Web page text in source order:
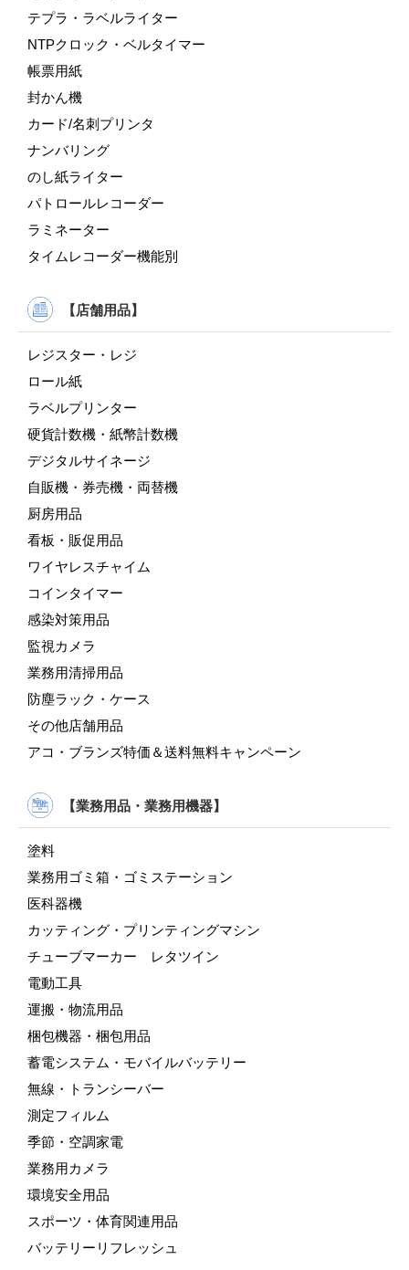
テプラ・ラベルライター
NTPクロック・ベルタイマー
帳票用紙
封かん機
カード/名刺プリンタ
ナンバリング
のし紙ライター
パトロールレコーダー
ラミネーター
タイムレコーダー機能別
【店舗用品】
レジスター・レジ
ロール紙
ラベルプリンター
硬貨計数機・紙幣計数機
デジタルサイネージ
自販機・券売機・両替機
厨房用品
看板・販促用品
ワイヤレスチャイム
コインタイマー
感染対策用品
監視カメラ
業務用清掃用品
防塵ラック・ケース
その他店舗用品
アコ・ブランズ特価＆送料無料キャンペーン
【業務用品・業務用機器】
塗料
業務用ゴミ箱・ゴミステーション
医科器機
カッティング・プリンティングマシン
チューブマーカー レタツイン
電動工具
運搬・物流用品
梱包機器・梱包用品
蓄電システム・モバイルバッテリー
無線・トランシーバー
測定フィルム
季節・空調家電
業務用カメラ
環境安全用品
スポーツ・体育関連用品
バッテリーリフレッシュ